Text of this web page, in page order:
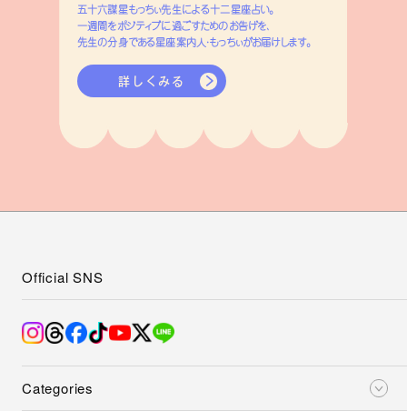
五十六謀星もっちぃ先生による十二星座占い。
一週間をポジティブに過ごすためのお告げを、
先生の分身である星座案内人・もっちぃがお届けします。
詳しくみる
Categories
Official SNS